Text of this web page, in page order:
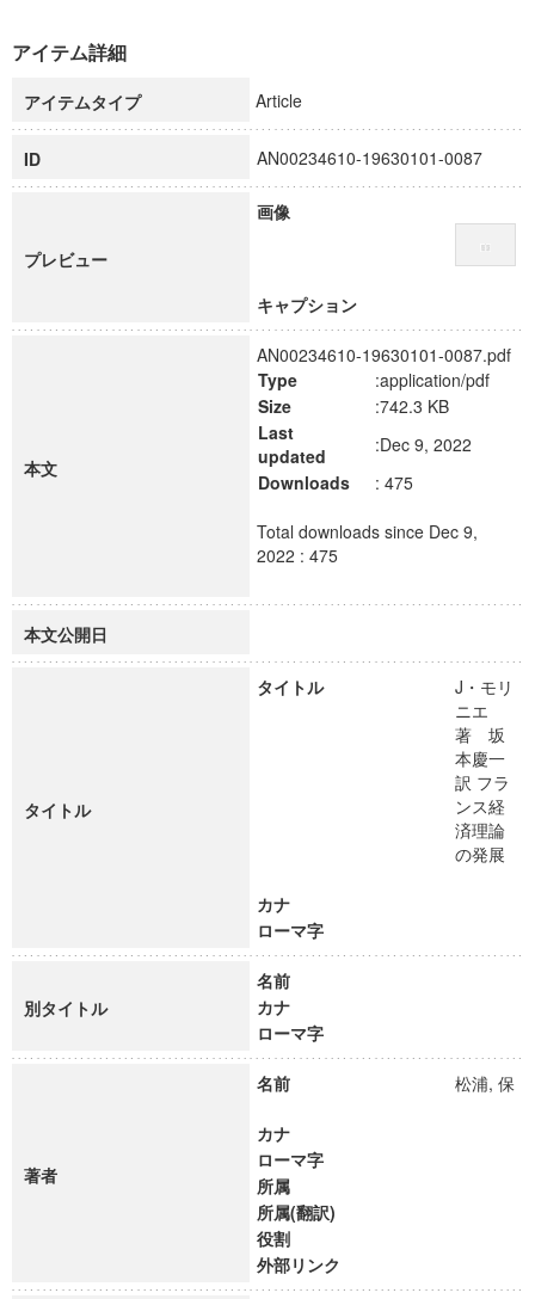
科学研究費補助金研究成果報告書
慶應義塾大学グローバルCOEプログラム市民社会ガバナンス
慶應義塾大学グローバルCOEプログラム論理と感性の先端的
博士課程教育リーディングプログラム「超成熟社会発展のサ
学術雑誌掲載論文等(8)
アイテム詳細
アイテムタイプ Article
ID AN00234610-19630101-0087
プレビュー
画像
キャプション
本文
AN00234610-19630101-0087.pdf
Type
:application/pdf
Size
:742.3 KB
Last
updated
:Dec 9, 2022
Downloads
: 475
Total downloads since Dec 9,
2022 : 475
本文公開日
タイトル
タイトル
J・モリ
ニエ
著 坂
本慶一
訳 フラ
ンス経
済理論
の発展
カナ
ローマ字
別タイトル
名前
カナ
ローマ字
著者
名前 松浦, 保
カナ
ローマ字
所属
所属(翻訳)
役割
外部リンク